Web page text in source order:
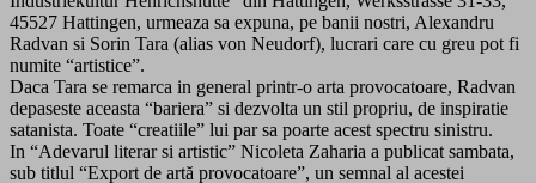
45527 Hattingen, urmeaza sa expuna, pe banii nostri, Alexandru
Radvan si Sorin Tara (alias von Neudorf), lucrari care cu greu pot fi
numite “artistice”.
Daca Tara se remarca in general printr-o arta provocatoare, Radvan
depaseste aceasta “bariera” si dezvolta un stil propriu, de inspiratie
satanista. Toate “creatiile” lui par sa poarte acest spectru sinistru.
In “Adevarul literar si artistic” Nicoleta Zaharia a publicat sambata,
sub titlul “Export de artă provocatoare”, un semnal al acestei